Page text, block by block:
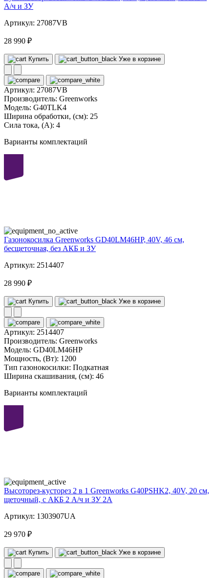
А/ч и ЗУ
Артикул: 27087VB
28 990 ₽
Купить Уже в корзине
Артикул: 27087VB
Производитель: Greenworks
Модель: G40TLK4
Ширина обработки, (см): 25
Сила тока, (А): 4
Варианты комплектаций
Газонокосилка Greenworks GD40LM46HP, 40V, 46 см,
бесщеточная, без АКБ и ЗУ
Артикул: 2514407
28 990 ₽
Купить Уже в корзине
Артикул: 2514407
Производитель: Greenworks
Модель: GD40LM46HP
Мощность, (Вт): 1200
Тип газонокосилки: Подкатная
Ширина скашивания, (см): 46
Варианты комплектаций
Высоторез-кусторез 2 в 1 Greenworks G40PSHK2, 40V, 20 см,
щеточный, с АКБ 2 А/ч и ЗУ 2А
Артикул: 1303907UA
29 970 ₽
Купить Уже в корзине